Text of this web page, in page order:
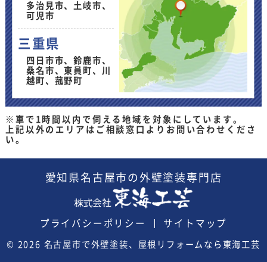
多治見市、土岐市、
可児市
三重県
四日市市、鈴鹿市、
桑名市、東員町、川
越町、菰野町
※車で1時間以内で伺える地域を対象にしています。
上記以外のエリアはご相談窓口よりお問い合わせくださ
い。
愛知県名古屋市の外壁塗装 専門店
プライバシーポリシー サイトマップ
© 2026 名古屋市で外壁塗装、屋根リフォームなら東海工芸